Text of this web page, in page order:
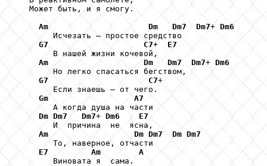
   Может быть, и я смогу.
Am
Dm Dm7 Dm7+ Dm6
        Исчезать – простое средство
G7
C7+ E7
        В нашей жизни кочевой,
Am
Dm Dm7 Dm7+ Dm6
        Но легко спасаться бегством,
G7
C7+
        Если знаешь – от чего.
Gm
A7
        А когда душа на части
Dm Dm7 Dm7+ Dm6
E7
        И  причина  не  ясна,
Am
Dm Dm7 Dm Dm7
        То, наверное, отчасти
E7
Am
A
        Виновата я  сама.